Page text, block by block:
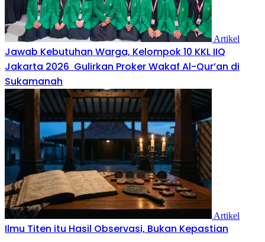
Artikel
Jawab Kebutuhan Warga, Kelompok 10 KKL IIQ
Jakarta 2026 Gulirkan Proker Wakaf Al-Qur’an di
Sukamanah
Artikel
Ilmu Titen itu Hasil Observasi, Bukan Kepastian